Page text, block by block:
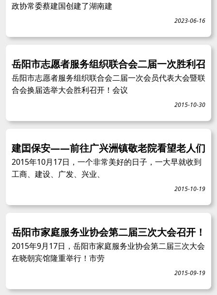
政协常委蔡建国创建了湖南建
2023-06-16
岳阳市志愿者服务组织联合会二届一次胜利召
岳阳市志愿者服务组织联合会二届一次会员代表大会暨联
合会换届选举大会胜利召开！会议
2015-10-30
建囯保安——前往广兴洲镇敬老院看望老人们
2015年10月17日，一个非常美好的日子，一大早就收到
工商、建设、广发、兴业、
2015-10-19
岳阳市家庭服务业协会第二届三次大会召开！
2015年9月17日，岳阳市家庭服务业协会第二届三次大会
在晓朝宾馆隆重举行！市劳
2015-09-19